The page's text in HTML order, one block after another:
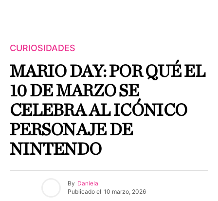
CURIOSIDADES
MARIO DAY: POR QUÉ EL
10 DE MARZO SE
CELEBRA AL ICÓNICO
PERSONAJE DE
NINTENDO
By Daniela
Publicado el 10 marzo, 2026